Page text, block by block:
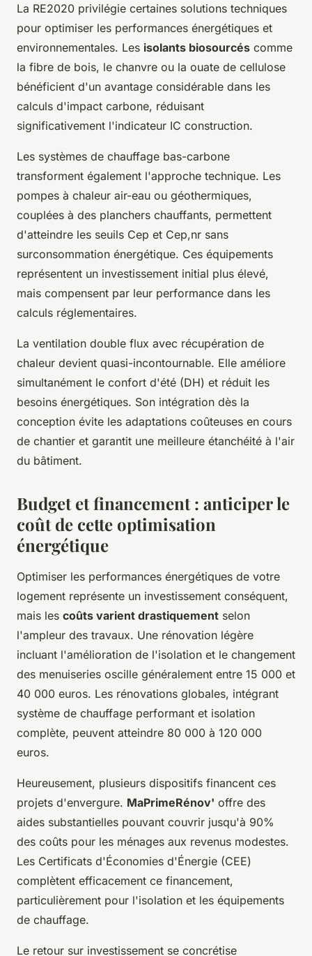
La RE2020 privilégie certaines solutions techniques
pour optimiser les performances énergétiques et
environnementales. Les isolants biosourcés comme
la fibre de bois, le chanvre ou la ouate de cellulose
bénéficient d'un avantage considérable dans les
calculs d'impact carbone, réduisant
significativement l'indicateur IC construction.
Les systèmes de chauffage bas-carbone
transforment également l'approche technique. Les
pompes à chaleur air-eau ou géothermiques,
couplées à des planchers chauffants, permettent
d'atteindre les seuils Cep et Cep,nr sans
surconsommation énergétique. Ces équipements
représentent un investissement initial plus élevé,
mais compensent par leur performance dans les
calculs réglementaires.
La ventilation double flux avec récupération de
chaleur devient quasi-incontournable. Elle améliore
simultanément le confort d'été (DH) et réduit les
besoins énergétiques. Son intégration dès la
conception évite les adaptations coûteuses en cours
de chantier et garantit une meilleure étanchéité à l'air
du bâtiment.
Budget et financement : anticiper le
coût de cette optimisation
énergétique
Optimiser les performances énergétiques de votre
logement représente un investissement conséquent,
mais les coûts varient drastiquement selon
l'ampleur des travaux. Une rénovation légère
incluant l'amélioration de l'isolation et le changement
des menuiseries oscille généralement entre 15 000 et
40 000 euros. Les rénovations globales, intégrant
système de chauffage performant et isolation
complète, peuvent atteindre 80 000 à 120 000
euros.
Heureusement, plusieurs dispositifs financent ces
projets d'envergure. MaPrimeRénov' offre des
aides substantielles pouvant couvrir jusqu'à 90%
des coûts pour les ménages aux revenus modestes.
Les Certificats d'Économies d'Énergie (CEE)
complètent efficacement ce financement,
particulièrement pour l'isolation et les équipements
de chauffage.
Le retour sur investissement se concrétise